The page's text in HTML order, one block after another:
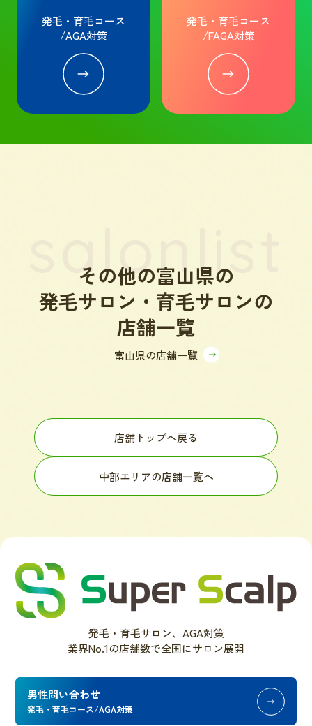
発毛・育毛コース
/AGA対策
発毛・育毛コース
/FAGA対策
salonlist
その他の富山県の
発毛サロン・育毛サロンの
店舗一覧
富山県の店舗一覧
店舗トップへ戻る
中部エリアの店舗一覧へ
発毛・育毛サロン、AGA対策
業界No.1の店舗数で全国にサロン展開
男性問い合わせ
発毛・育毛コース/AGA対策